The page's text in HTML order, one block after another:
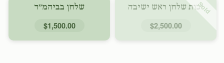
Soldזכות שלחן ראש ישיבה
$2,500.00
שלחן בביהמ״ד
$1,500.00